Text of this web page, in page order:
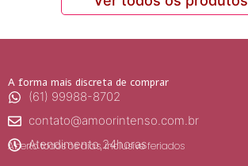
A forma mais discreta de comprar
(61) 99988-8702
contato@amoorintenso.com.br
Atendimento 24horas
Aberto todos os dias, inclusive feriados